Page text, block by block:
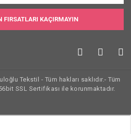
FIRSATLARI KAÇIRMAYIN
Tekstil - Tüm hakları saklıdır.- Tüm
SSL Sertifikası ile korunmaktadır.